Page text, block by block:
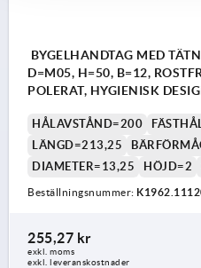
BYGELHANDTAG MED
D=M05, H=50, B=12,
POLERAT, HYGIENISK
HÅLAVSTÅND=200
LÄNGD=213,25
DIAMETER=13,25
HÖJD=2
Beställningsnummer:
255,27 kr
exkl. moms
exkl. leveranskostnader